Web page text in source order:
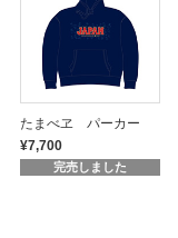
たまべヱ パーカー
¥7,700
完売しました